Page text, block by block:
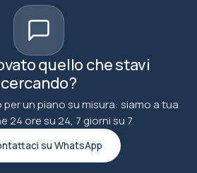
quello che stavi
cercando?
un piano su misura: siamo a tua
24 ore su 24, 7 giorni su 7.
su WhatsApp